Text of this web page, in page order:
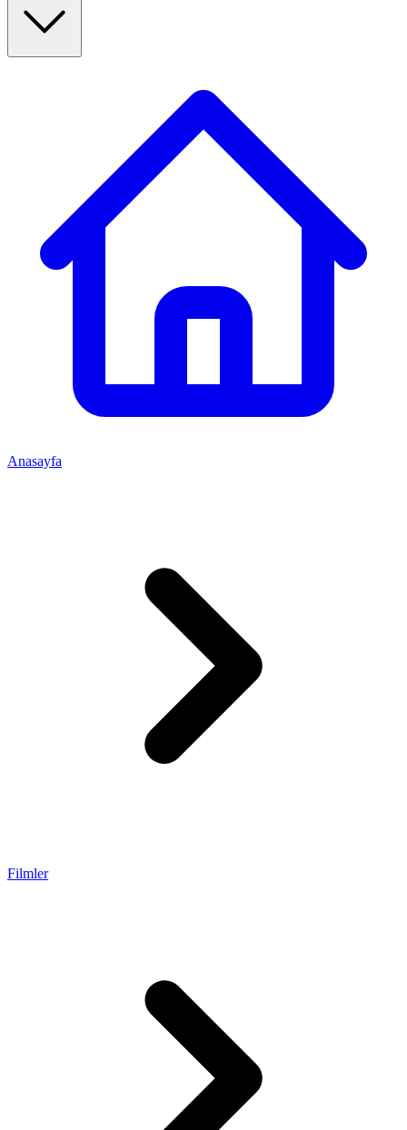
Anasayfa
Filmler